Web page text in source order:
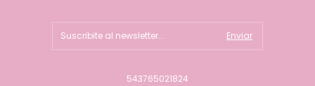
543765021824